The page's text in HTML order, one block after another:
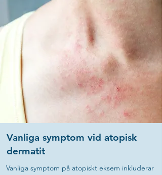
Vanliga symptom vid atopisk
dermatit
Vanliga symptom på atopiskt eksem inkluderar